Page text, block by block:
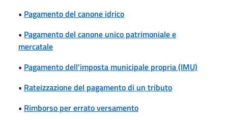
• Pagamento del canone idrico
• Pagamento del canone unico patrimoniale e
mercatale
• Pagamento dell'imposta municipale propria (IMU)
• Rateizzazione del pagamento di un tributo
• Rimborso per errato versamento